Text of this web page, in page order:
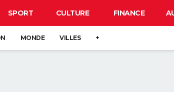
SPORT CULTURE FINANCE
MONDE VILLES +